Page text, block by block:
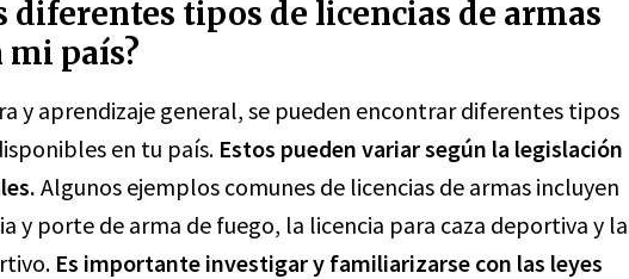
diferentes tipos de licencias de armas
país?
y aprendizaje general, se pueden encontrar diferentes tipos
en tu país. Estos pueden variar según la legislación
Algunos ejemplos comunes de licencias de armas incluyen
y porte de arma de fuego, la licencia para caza deportiva y la
Es importante investigar y familiarizarse con las leyes